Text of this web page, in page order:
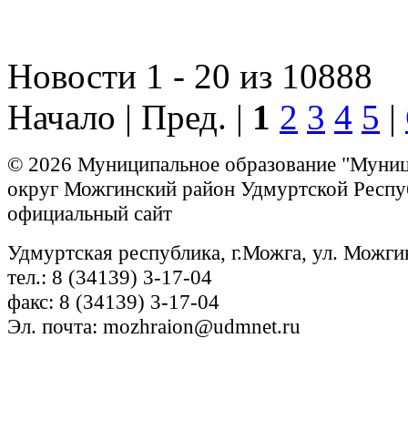
Новости 1 - 20 из 10888
Начало | Пред. | 1 2 3 4 5 |
© 2026 Муниципальное образование
округ Можгинский район Удмуртской
официальный сайт
Удмуртская республика, г.Можга, ул.
тел.: 8 (34139) 3-17-04
факс: 8 (34139) 3-17-04
Эл. почта: mozhraion@udmnet.ru